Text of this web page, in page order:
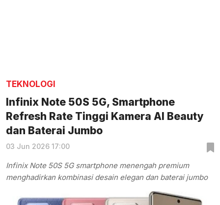
TEKNOLOGI
Infinix Note 50S 5G, Smartphone
Refresh Rate Tinggi Kamera AI Beauty
dan Baterai Jumbo
03 Jun 2026 17:00
Infinix Note 50S 5G smartphone menengah premium
menghadirkan kombinasi desain elegan dan baterai jumbo